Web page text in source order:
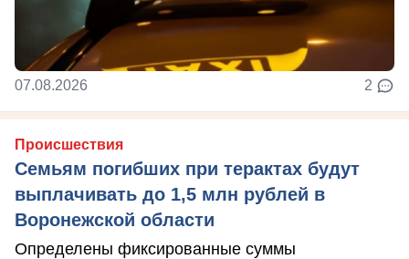
07.08.2026 2
Происшествия
Семьям погибших при терактах будут
выплачивать до 1,5 млн рублей в
Воронежской области
Определены фиксированные суммы